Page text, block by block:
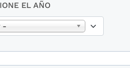
EL AÑO
-